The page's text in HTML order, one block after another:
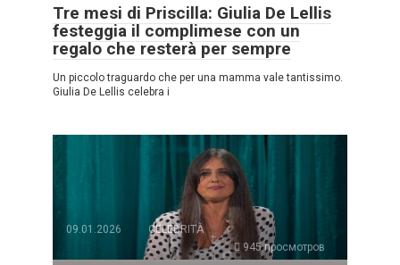
Tre mesi di Priscilla: Giulia De Lellis
festeggia il complimese con un
regalo che resterà per sempre
Un piccolo traguardo che per una mamma vale tantissimo.
Giulia De Lellis celebra i
09.01.2026
CELEBRITÀ
945 просмотров